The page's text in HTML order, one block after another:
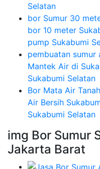
Selatan
bor Sumur 30
bor 10 meter
pump Sukabumi
pembuatan sumur
Mantek Air di
Sukabumi Selatan
Bor Mata Air
Air Bersih
Sukabumi Selatan
img Bor Sumur
Jakarta Barat